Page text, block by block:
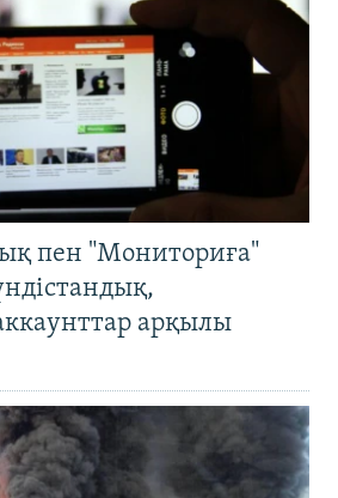
пен "Мониториға"
арқылы